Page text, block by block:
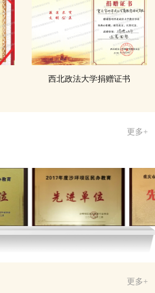
西北政法大学捐赠证书
更多+
更多+